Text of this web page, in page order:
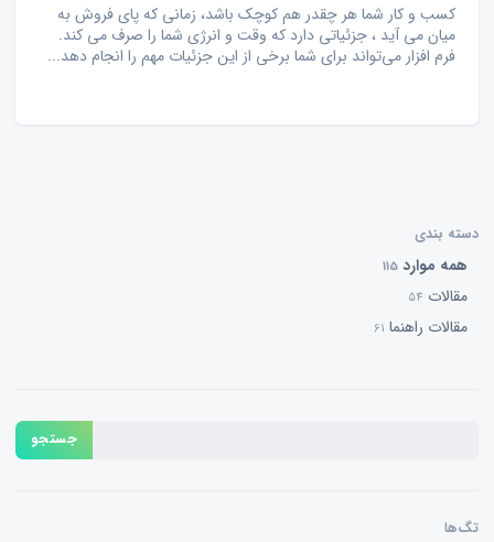
کسب و کار شما هر چقدر هم کوچک باشد، زمانی که پای فروش به
میان می آید ، جزئیاتی دارد که وقت و انرژی شما را صرف می کند.
فرم افزار می‌تواند برای شما برخی از این جزئیات مهم را انجام دهد...
دسته بندی
همه موارد 115
مقالات 54
مقالات راهنما 61
جستجو
تگ‌ها